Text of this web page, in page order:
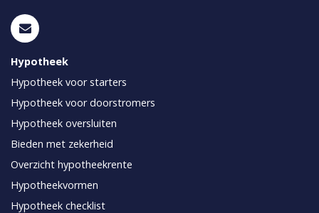
Hypotheek
Hypotheek voor starters
Hypotheek voor doorstromers
Hypotheek oversluiten
Bieden met zekerheid
Overzicht hypotheekrente
Hypotheekvormen
Hypotheek checklist